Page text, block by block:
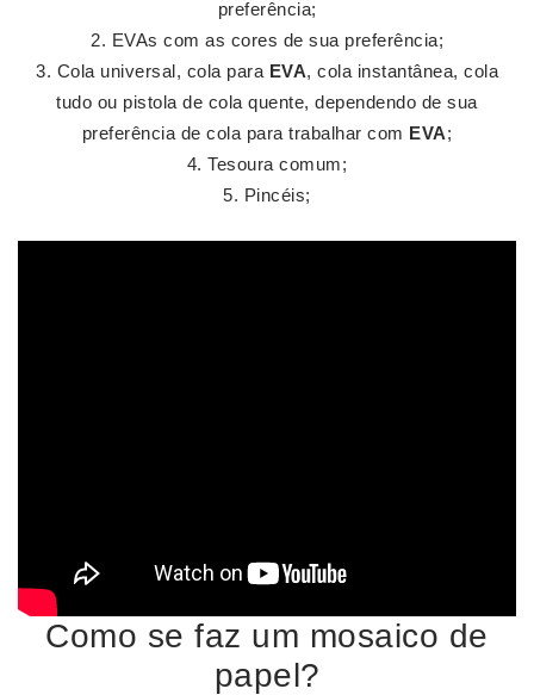
preferência;
EVAs com as cores de sua preferência;
Cola universal, cola para EVA, cola instantânea, cola
tudo ou pistola de cola quente, dependendo de sua
preferência de cola para trabalhar com EVA;
Tesoura comum;
Pincéis;
Como se faz um mosaico de
papel?